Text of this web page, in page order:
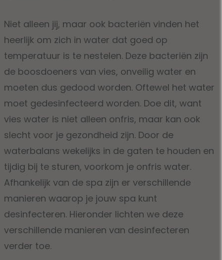
Niet alleen jij, maar ook bacteriën vinden het
heerlijk om zich in water dat goed op
temperatuur is te nestelen. Deze bacteriën zijn
de boosdoeners van vies, onveilig water en
moeten dus gedood worden. Oftewel het water
moet gedesinfecteerd worden. Doe dit, want
vies water is niet alleen onfris, maar kan ook
slecht voor je gezondheid zijn. Door de
waterbalans wekelijks in de gaten te houden en
tijdig bij te sturen, voorkom je onfris water.
Afhankelijk van de spa zijn er verschillende
manieren waarop je jouw spa kunt
desinfecteren. Hieronder lichten we deze
verschillende manieren van desinfecteren
verder toe.